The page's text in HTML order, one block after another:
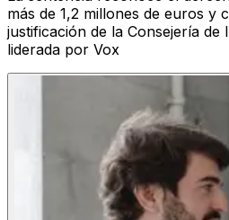
más de 1,2 millones de euros y
justificación de la Consejería de
liderada por Vox